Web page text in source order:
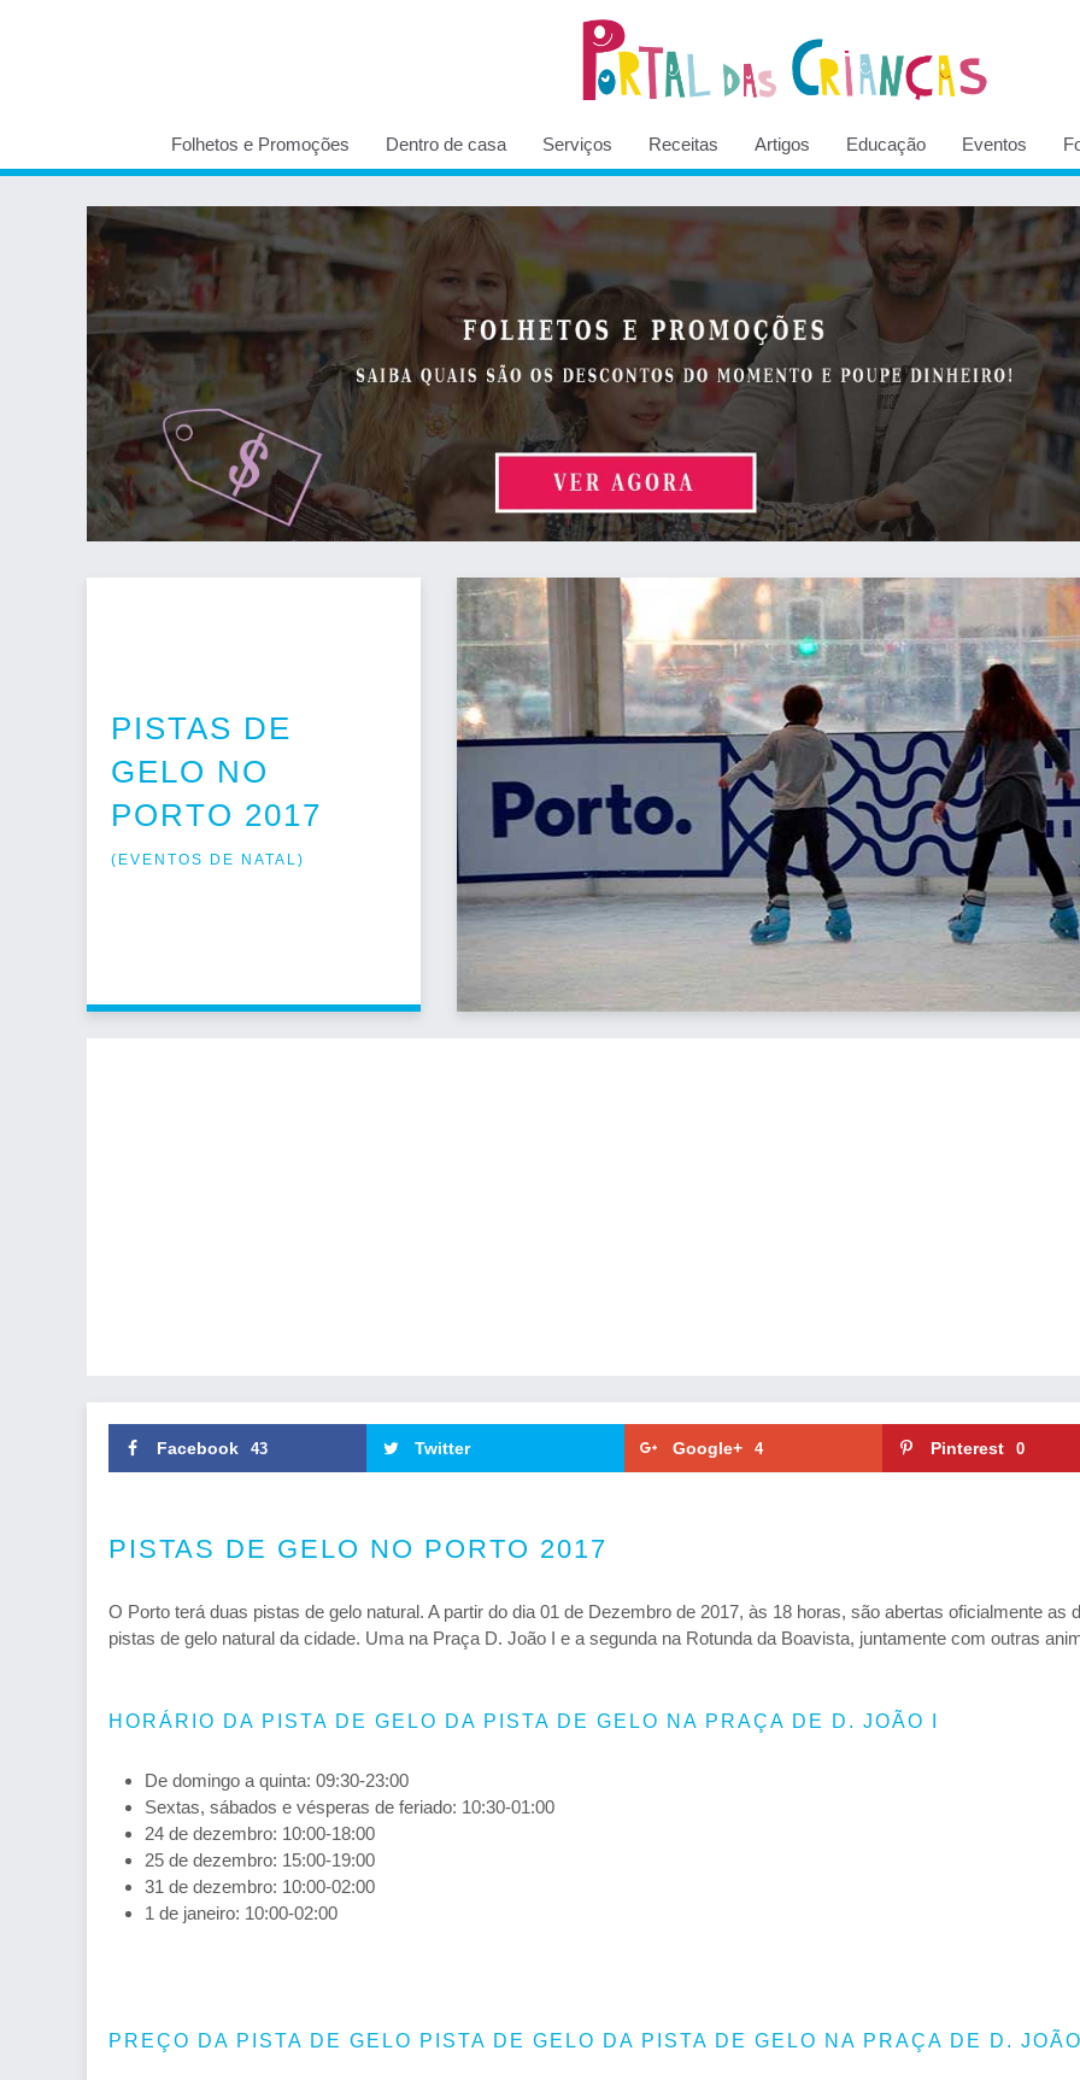
Folhetos e Promoções Dentro de casa Serviços Receitas Artigos Educação Eventos
PISTAS DE
GELO NO
PORTO 2017
( EVENTOS DE NATAL)
Facebook 43 Twitter Google+ 4 Pinterest 0
PISTAS DE GELO NO PORTO 2017
O Porto terá duas pistas de gelo natural. A partir do dia 01 de Dezembro de 2017, às 18 horas, são abertas oficialmente as
pistas de gelo natural da cidade. Uma na Praça D. João I e a segunda na Rotunda da Boavista, juntamente com outras
HORÁRIO DA PISTA DE GELO DA PISTA DE GELO NA PRAÇA DE D. JOÃO I
De domingo a quinta: 09:30-23:00
Sextas, sábados e vésperas de feriado: 10:30-01:00
24 de dezembro: 10:00-18:00
25 de dezembro: 15:00-19:00
31 de dezembro: 10:00-02:00
1 de janeiro: 10:00-02:00
PREÇO DA PISTA DE GELO PISTA DE GELO DA PISTA DE GELO NA PRAÇA DE D.